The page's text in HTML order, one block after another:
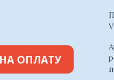
ОПЛАТУ